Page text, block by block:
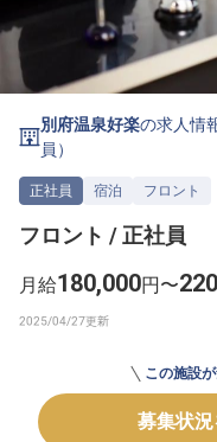
よくある質問
ホテル・宿泊業界
無料 転職サ
採用をお考
別府温泉好楽の求人情
員 ）
正社員 宿泊 フロント
フロント / 正社員
月給180,000円〜
この施設
募集状